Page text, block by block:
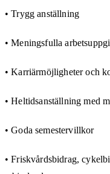
• Trygg anställning
• Meningsfulla
• Karriärmöjligheter och
• Heltidsanställning med
• Goda semestervillkor
• Friskvårdsbidrag,